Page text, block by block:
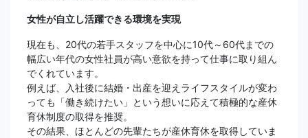
女性が自立し活躍できる環境を実現
現在も、20代の若手スタッフを中心に10代～60代までの
幅広い年代の女性社員が高い意欲を持って仕事に取り組ん
でくれています。
例えば、入社後に結婚・出産を迎えライフスタイルが変わ
っても「働き続けたい」という想いに応えて積極的な産休
育休制度の取得を推奨。
その結果、ほとんどの先輩たちが産休育休を取得していま